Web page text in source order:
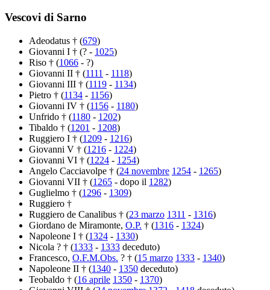
Vescovi di Sarno
Adeodatus † (679)
Giovanni I † (? - 1025)
Riso † (1066 - ?)
Giovanni II † (1111 - 1118)
Giovanni III † (1119 - 1134)
Pietro † (1134 - 1156)
Giovanni IV † (1156 - 1180)
Unfrido † (1180 - 1202)
Tibaldo † (1201 - 1208)
Ruggiero I † (1209 - 1216)
Giovanni V † (1216 - 1224)
Giovanni VI † (1224 - 1254)
Angelo Cacciavolpe † (24 novembre 1254 - 1265)
Giovanni VII † (1265 - dopo il 1282)
Guglielmo † (1296 - 1309)
Ruggiero †
Ruggiero de Canalibus † (23 marzo 1311 - 1316)
Giordano de Miramonte, O.P. † (1316 - 1324)
Napoleone I † (1324 - 1330)
Nicola ? † (1333 - 1333 deceduto)
Francesco, O.F.M.Obs. ? † (15 marzo 1333 - 1340)
Napoleone II † (1340 - 1350 deceduto)
Teobaldo † (16 aprile 1350 - 1370)